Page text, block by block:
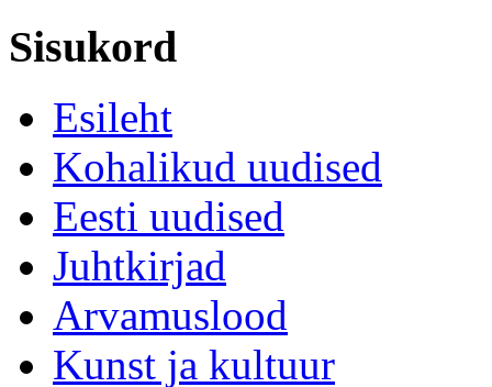
Sisukord
Esileht
Kohalikud uudised
Eesti uudised
Juhtkirjad
Arvamuslood
Kunst ja kultuur